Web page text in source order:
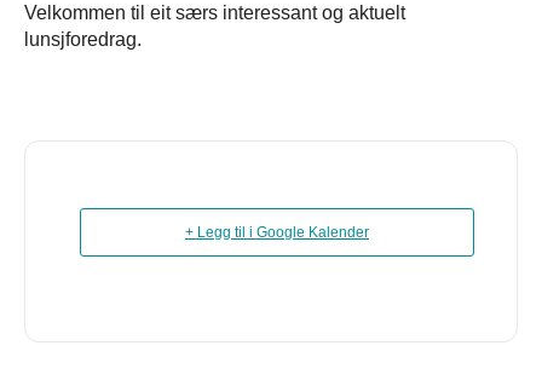
Velkommen til eit særs interessant og aktuelt
lunsjforedrag.
+ Legg til i Google Kalender